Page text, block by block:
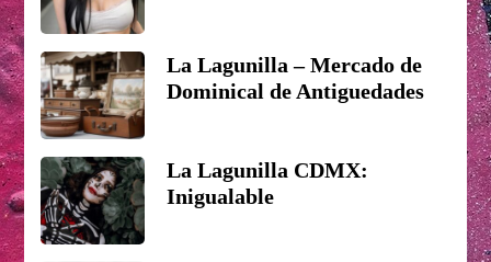
La Lagunilla – Mercado de
Dominical de Antiguedades
La Lagunilla CDMX:
Inigualable